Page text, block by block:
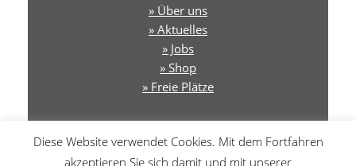
» Über uns
» Aktuelles
» Jobs
» Shop
» Freie Plätze
Diese Website verwendet Cookies. Mit dem Fortfahren
akzeptieren Sie sich damit und mit unserer